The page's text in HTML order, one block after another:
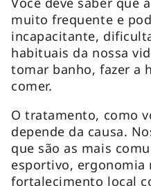
muito frequente e
incapacitante,
habituais da nossa
tomar banho, fazer a
comer.
O tratamento, como
depende da causa.
que são as mais
esportivo,
fortalecimento local